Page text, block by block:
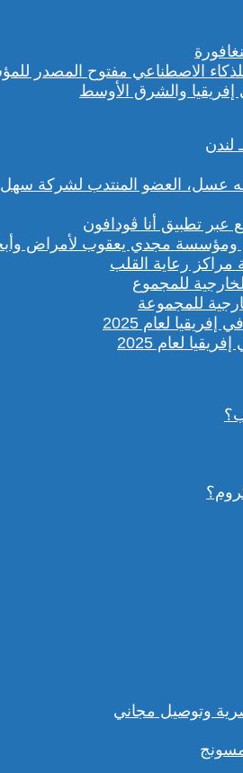
تطبيق أنا ڤودافون
رعاية القلب
للمجموعة
وتوصيل مجاني